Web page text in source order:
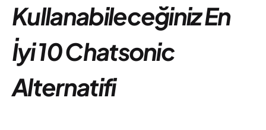
Kullanabileceğiniz En
İyi 10 Chatsonic
Alternatifi